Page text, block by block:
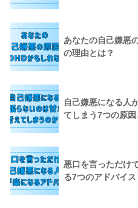
あなたの自己嫌悪
の理由とは？
自己嫌悪になる人
てしまう7つの原
悪口を言っただけ
る7つのアドバイス